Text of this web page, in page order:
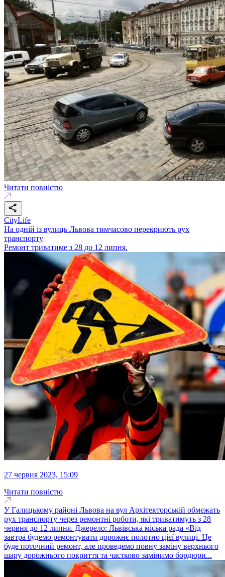
Читати повністю
CityLife
На одній із вулиць Львова тимчасово перекриють рух
транспорту
Ремонт триватиме з 28 до 12 липня.
27 червня 2023, 15:09
Читати повністю
У Галицькому районі Львова на вул Архітекторській обмежать
рух транспорту через ремонтні роботи, які триватимуть з 28
червня до 12 липня. Джерело: Львівська міська рада «Від
завтра будемо ремонтувати дорожнє полотно цієї вулиці. Це
буде поточний ремонт, але проведемо повну заміну верхнього
шару дорожнього покриття та частково замінимо бордюри...